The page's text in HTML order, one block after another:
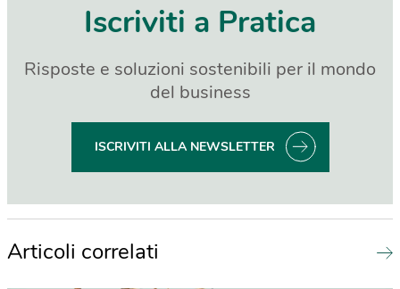
Iscriviti a Pratica
Risposte e soluzioni sostenibili per il mondo
del business
ISCRIVITI ALLA NEWSLETTER
Articoli correlati